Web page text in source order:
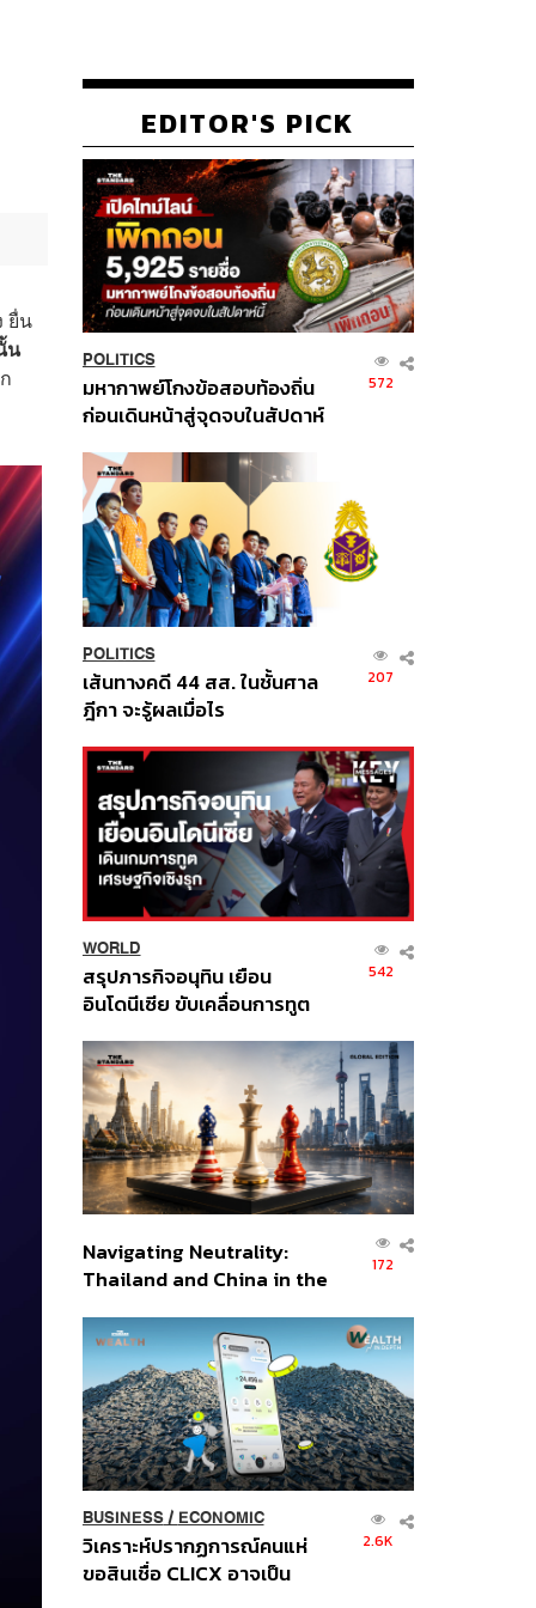
ยื่น
น
EDITOR'S PICK
POLITICS
มหากาพย์โกงข้อสอบท้องถิ่น
ก่อนเดินหน้าสู่จุดจบในสัปดาห์
572
POLITICS
เส้นทางคดี 44 สส. ในชั้นศาล
ฎีกา จะรู้ผลเมื่อไร
207
WORLD
สรุปภารกิจอนุทิน เยือน
อินโดนีเซีย ขับเคลื่อนการทูต
ส่วนยุทธศาสตร์ไทย –
อินโดนีเซีย
542
Navigating Neutrality:
Thailand and China in the
Order
172
BUSINESS/ ECONOMIC
วิเคราะห์ปรากฏการณ์คนแห่
ขอสินเชื่อ CLICX อาจเป็น
2.6K